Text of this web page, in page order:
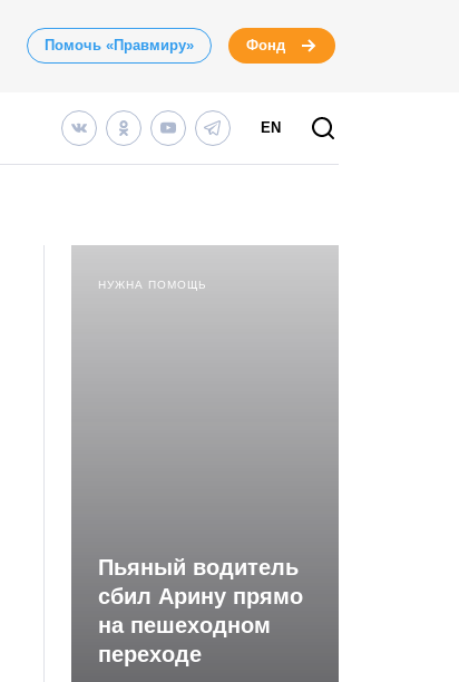
Помочь «Правмиру» Фонд
EN
НУЖНА ПОМОЩЬ
Пьяный водитель
сбил Арину прямо
на пешеходном
переходе